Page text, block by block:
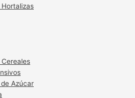
Hortalizas
Cereales
Azúcar